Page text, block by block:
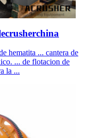
hematita ... cantera de
... de flotacion de
la ...